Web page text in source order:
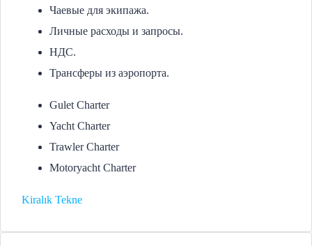
Чаевые для экипажа.
Личные расходы и запросы.
НДС.
Трансферы из аэропорта.
Gulet Charter
Yacht Charter
Trawler Charter
Motoryacht Charter
Kiralık Tekne